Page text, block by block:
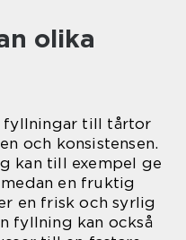
olika
fyllningar till tårtor
och konsistensen.
kan till exempel ge
en fruktig
en frisk och syrlig
fyllning kan också